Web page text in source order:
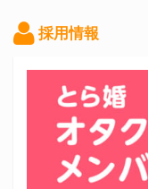
採用情報